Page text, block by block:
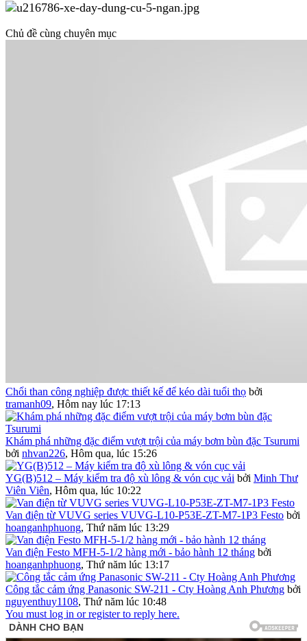
Chủ đề cùng chuyên mục
Chổi than công nghiệp được thiết kế để kéo dài tuổi thọ bởi
tramanh09, Hôm nay lúc 17:13
Khám phá những đặc điểm vượt trội của máy bơm bùn đặc Tsurumi
bởi nhvan226, Hôm qua, lúc 15:26
YG(B)512 – Máy kiểm tra độ xù lông & vón cục vải bởi Minh Thư
Viên Viên, Hôm qua, lúc 10:22
Van điện từ VUVG series VUVG-L10-P53E-ZT-M7-1P3 Festo bởi
hoanganhphuong, Thứ năm lúc 13:29
Van điện Festo MFH-5-1/2 hàng mới - bảo hành 12 tháng bởi
hoanganhphuong, Thứ năm lúc 13:17
Công tắc cảm ứng Panasonic SW-211 - Cty Hoàng Anh Phương bởi
nguyenthuy1108, Thứ năm lúc 10:48
You must log in or register to reply here.